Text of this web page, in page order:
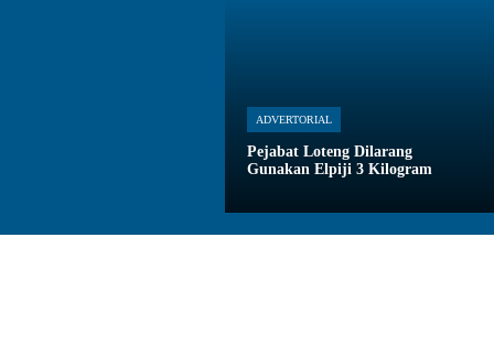
ADVERTORIAL
Pejabat Loteng Dilarang
Gunakan Elpiji 3 Kilogram